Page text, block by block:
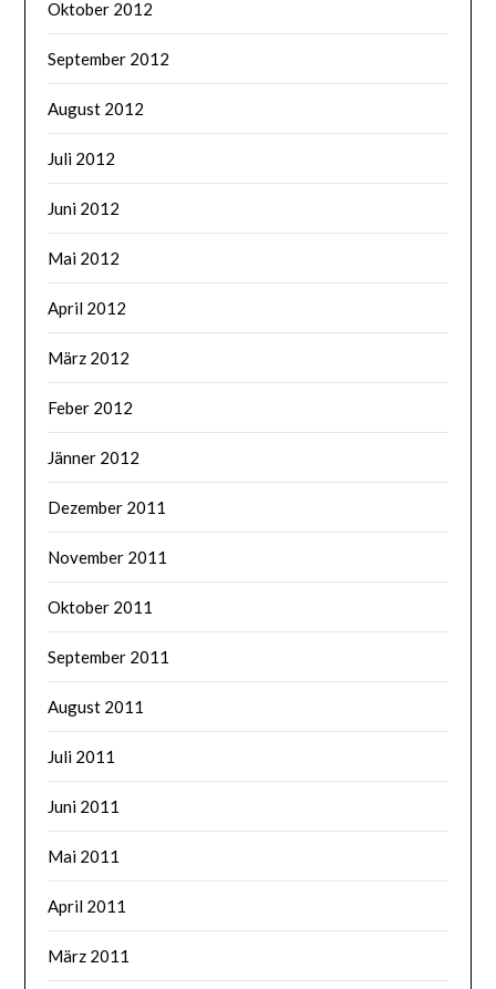
Oktober 2012
September 2012
August 2012
Juli 2012
Juni 2012
Mai 2012
April 2012
März 2012
Feber 2012
Jänner 2012
Dezember 2011
November 2011
Oktober 2011
September 2011
August 2011
Juli 2011
Juni 2011
Mai 2011
April 2011
März 2011